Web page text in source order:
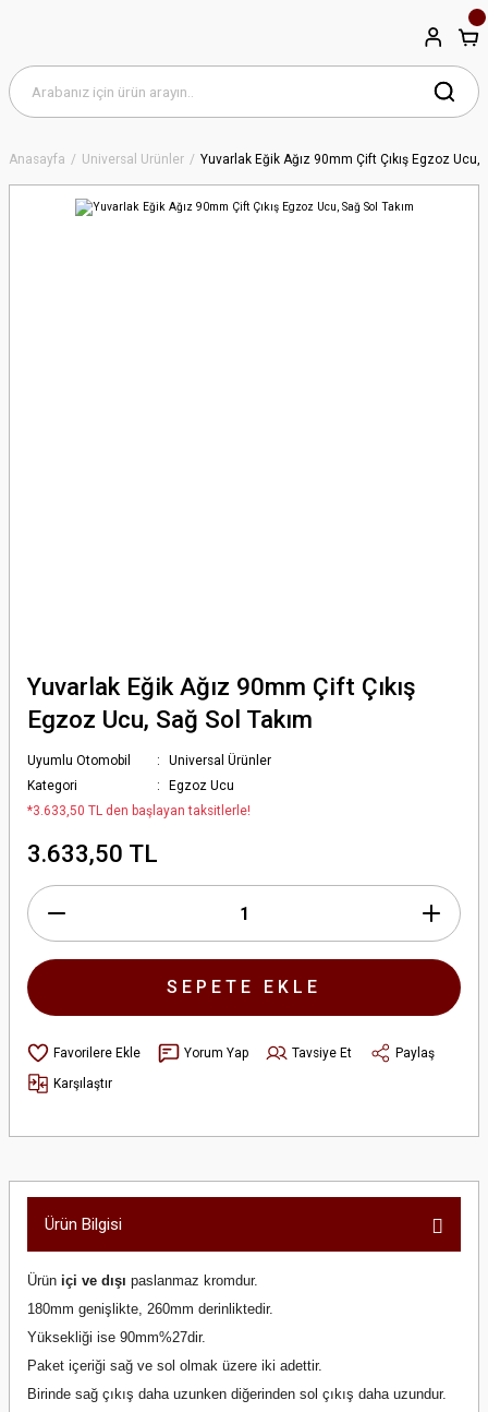
Anasayfa Universal Ürünler Yuvarlak Eğik Ağız 90mm Çift Çıkış Egzoz Ucu,
Yuvarlak Eğik Ağız 90mm Çift Çıkış
Egzoz Ucu, Sağ Sol Takım
Uyumlu Otomobil
Universal Ürünler
Kategori
Egzoz Ucu
*3.633,50 TL den başlayan taksitlerle!
3.633,50 TL
SEPETE EKLE
Yorum Yap Tavsiye Et
Paylaş
Karşılaştır
Ürün Bilgisi
Ürün içi ve dışı paslanmaz kromdur.
180mm genişlikte, 260mm derinliktedir.
Yüksekliği ise 90mm%27dir.
Paket içeriği sağ ve sol olmak üzere iki adettir.
Birinde sağ çıkış daha uzunken diğerinden sol çıkış daha uzundur.